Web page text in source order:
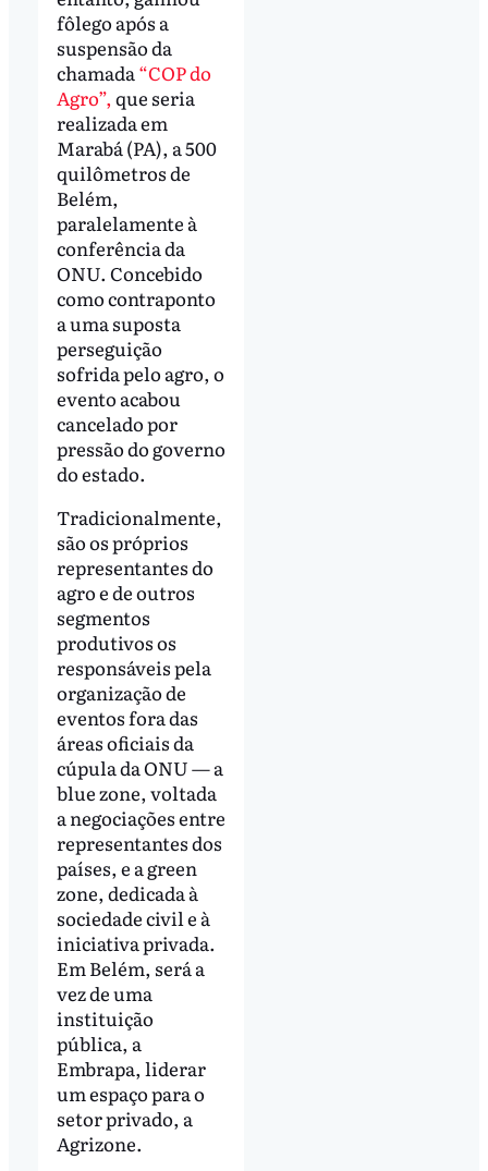
fôlego após a
suspensão da
chamada“COP do
Agro”, que seria
realizada em
Marabá (PA), a 500
quilômetros de
Belém,
paralelamente à
conferência da
ONU. Concebido
como contraponto
a uma suposta
perseguição
sofrida pelo agro, o
evento acabou
cancelado por
pressão do governo
do estado.
Tradicionalmente,
são os próprios
representantes do
agro e de outros
segmentos
produtivos os
responsáveis pela
organização de
eventos fora das
áreas oficiais da
cúpula da ONU — a
blue zone, voltada
a negociações entre
representantes dos
países, e a green
zone, dedicada à
sociedade civil e à
iniciativa privada.
Em Belém, será a
vez de uma
instituição
pública, a
Embrapa, liderar
um espaço para o
setor privado, a
Agrizone.